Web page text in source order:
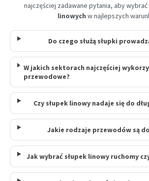
najczęściej zadawane pytania, aby wybrać
linowych w najlepszych
Do czego służą słupki
W jakich sektorach najczęściej
przewodowe?
Czy słupek linowy nadaje się do
Jakie rodzaje przewodów są
Jak wybrać słupek linowy ruchomy